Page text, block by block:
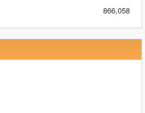
866,058